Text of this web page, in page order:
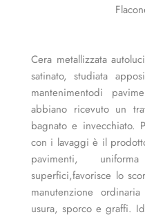
Cera metallizzata
satinato, studiata
mantenimentodi
abbiano ricevuto un
bagnato e invecchiato.
con i lavaggi è il
pavimenti,
superfici,favorisce lo
manutenzione
usura, sporco e graffi.